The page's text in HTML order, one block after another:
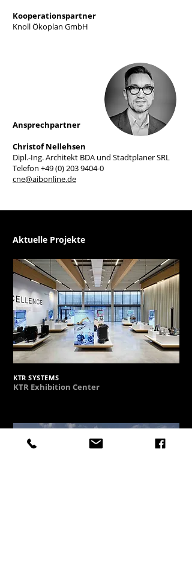
Kooperationspartner
Knoll Ökoplan GmbH
Ansprechpartner
Christof Nellehsen
Dipl.-Ing. Architekt BDA und Stadtplaner SRL
Telefon +49 (0) 203 9404-0
cne@aibonline.de
Aktuelle Projekte
KTR SYSTEMS
KTR Exhibition Center